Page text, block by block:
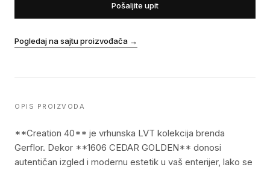
Pošaljite upit
Pogledaj na sajtu proizvođača →
OPIS PROIZVODA
**Creation 40** je vrhunska LVT kolekcija brenda
Gerflor. Dekor **1606 CEDAR GOLDEN** donosi
autentičan izgled i modernu estetik u vaš enterijer, lako se